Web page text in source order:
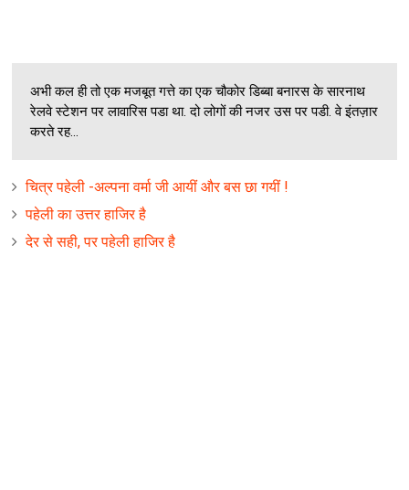
अभी कल ही तो एक मजबूत गत्ते का एक चौकोर डिब्बा बनारस के सारनाथ
रेलवे स्टेशन पर लावारिस पडा था. दो लोगों की नजर उस पर पडी. वे इंतज़ार
करते रह...
चित्र पहेली -अल्पना वर्मा जी आयीं और बस छा गयीं !
पहेली का उत्तर हाजिर है
देर से सही, पर पहेली हाजिर है